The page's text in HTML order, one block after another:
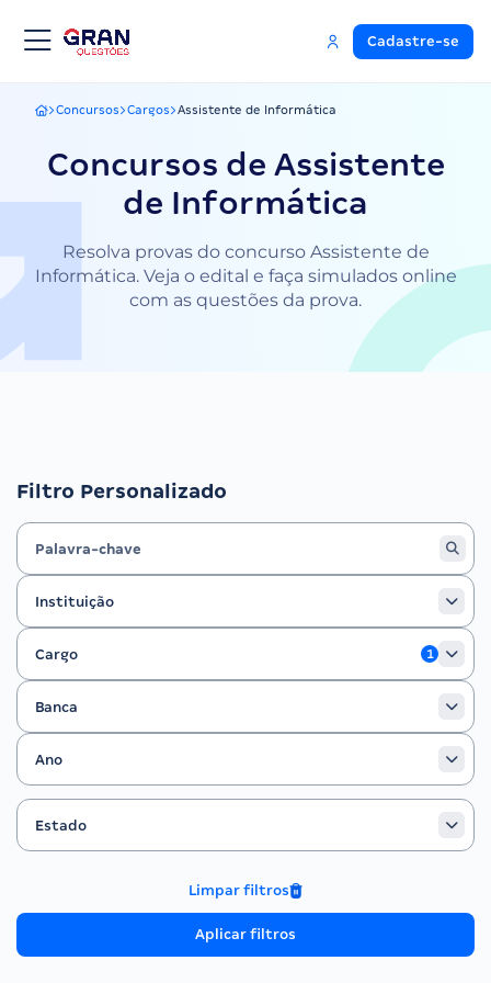
Cadastre-se
Gran Questões
Concursos Cargos Assistente de Informática
Concursos de Assistente
de Informática
Resolva provas do concurso Assistente de
Informática. Veja o edital e faça simulados online
com as questões da prova.
Filtro Personalizado
Instituição
Instituição
Cargo
Cargo
1
Banca
Banca
Ano
Ano
Filtrar por Estado
Estado
Estado
Limpar filtros
Aplicar filtros